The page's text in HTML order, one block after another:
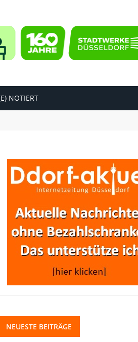
NOTIERT
NEUESTE BEITRÄGE